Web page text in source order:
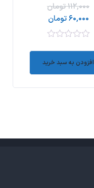
۱۱۲,۰۰۰تومان
۶۰,۰۰۰تومان
of
افزودن به سبد خرید